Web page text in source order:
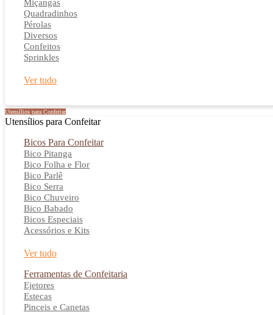
Miçangas
Quadradinhos
Pérolas
Diversos
Confeitos
Sprinkles
Ver tudo
Utensílios para Confeitar
Utensílios para Confeitar
Bicos Para Confeitar
Bico Pitanga
Bico Folha e Flor
Bico Parlê
Bico Serra
Bico Chuveiro
Bico Babado
Bicos Especiais
Acessórios e Kits
Ver tudo
Ferramentas de Confeitaria
Ejetores
Estecas
Pinceis e Canetas